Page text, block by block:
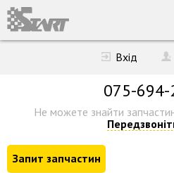
Вхід
075-
Не можете знайти
Запит запчастин